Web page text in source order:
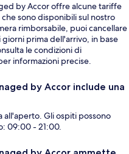
by Accor offre alcune tariffe
sono disponibili sul nostro
rimborsabile, puoi cancellare
prima dell'arrivo, in base
le condizioni di
informazioni precise.
by Accor include una
all'aperto. Gli ospiti possono
09:00 - 21:00.